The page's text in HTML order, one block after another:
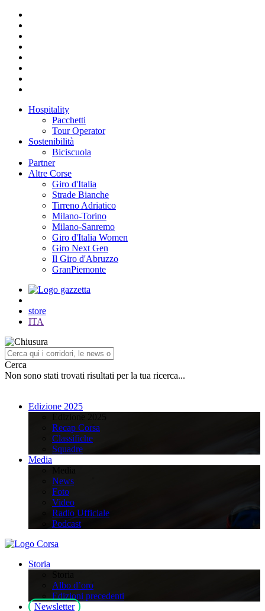
Hospitality
Pacchetti
Tour Operator
Sostenibilità
Biciscuola
Partner
Altre Corse
Giro d'Italia
Strade Bianche
Tirreno Adriatico
Milano-Torino
Milano-Sanremo
Giro d'Italia Women
Giro Next Gen
Il Giro d'Abruzzo
GranPiemonte
store
ITA
Cerca
Non sono stati trovati risultati per la tua ricerca...
Edizione 2025
Recap Corsa
Classifiche
Squadre
Media
News
Foto
Video
Radio Ufficiale
Podcast
Storia
Albo d’oro
Edizioni precedenti
Newsletter